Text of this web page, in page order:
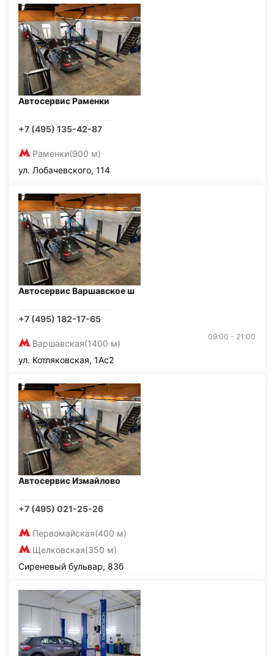
Автосервис Раменки
+7 (495) 135-42-87
Раменки(900 м)
ул. Лобачевского, 114
Автосервис Варшавское ш
+7 (495) 182-17-65
Варшавская(1400 м)
09:00 - 21:00
ул. Котляковская, 1Ас2
Автосервис Измайлово
+7 (495) 021-25-26
Первомайская(400 м)
Щелковская(350 м)
Сиреневый бульвар, 83б